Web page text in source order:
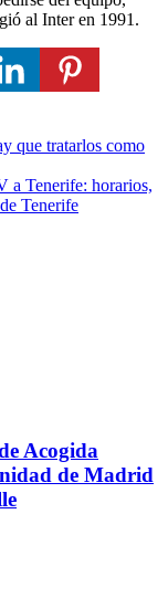
al Inter en 1991.
que tratarlos como
a Tenerife: horarios,
Tenerife
Acogida
de Madrid